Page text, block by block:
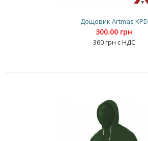
Дощовик Artmas KPD
300.00 грн
360 грн с НДС